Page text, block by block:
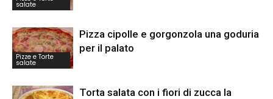
salate
Pizze e Torte
salate
Pizza cipolle e gorgonzola una goduria
per il palato
Torta salata con i fiori di zucca la